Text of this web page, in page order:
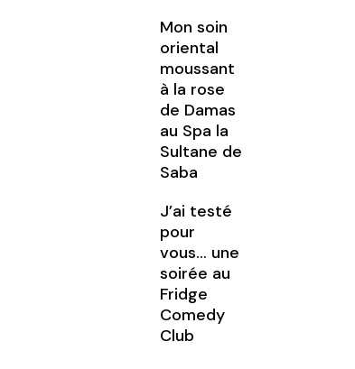
Mon soin
oriental
moussant
à la rose
de Damas
au Spa la
Sultane de
Saba
J’ai testé
pour
vous… une
soirée au
Fridge
Comedy
Club